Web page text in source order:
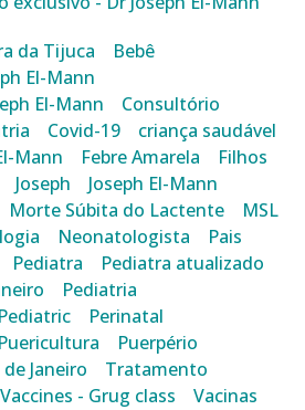
da Tijuca
Bebê
El-Mann
El-Mann
Consultório
Covid-19
criança saudável
Mann Febre Amarela
Filhos
Joseph
Joseph El-Mann
Morte Súbita do Lactente
MSL
Neonatologista
Pais
Pediatra
Pediatra atualizado
Pediatria
Pediatric
Perinatal
Puericultura
Puerpério
de Janeiro
Tratamento
Vaccines - Grug class Vacinas